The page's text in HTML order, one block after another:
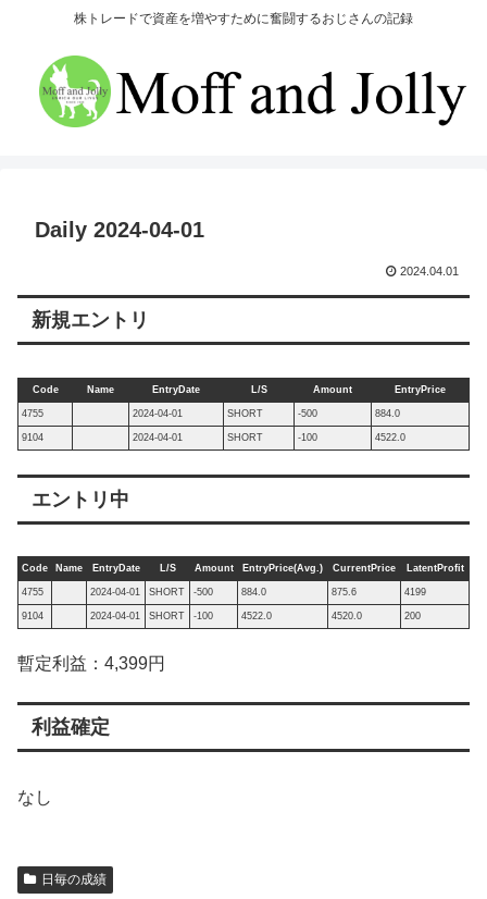
株トレードで資産を増やすために奮闘するおじさんの記録
Daily 2024-04-01
2024.04.01
新規エントリ
Code Name EntryDate L/S Amount EntryPrice
4755 2024-04-01 SHORT -500 884.0
9104 2024-04-01 SHORT -100 4522.0
エントリ中
Code Name EntryDate L/S Amount EntryPrice(Avg.) CurrentPrice LatentProfit
4755 2024-04-01 SHORT -500 884.0 875.6 4199
9104 2024-04-01 SHORT -100 4522.0 4520.0 200
暫定利益：4,399円
利益確定
なし
日毎の成績